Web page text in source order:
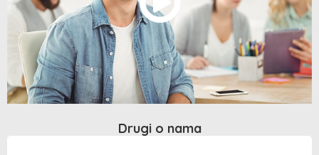
Drugi o nama